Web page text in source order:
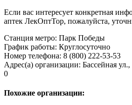
Если вас интересует конкретная
аптек ЛекОптТор, пожалуйста,
Станция метро: Парк Победы
График работы: Круглосуточно
Номер телефона: 8 (800) 222-53-53
Адрес(а) организации: Бассейная
0
Похожие организации: